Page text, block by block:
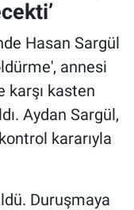
Hasan Sargül
annesi
karşı kasten
Aydan Sargül,
kararıyla
Duruşmaya